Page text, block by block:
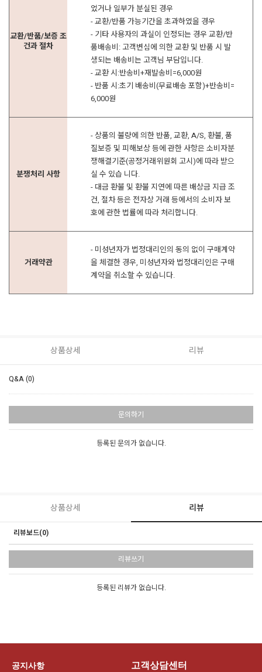
교환/반품/보증 조
건과 절차
었거나 일부가 분실된 경우
- 교환/반품 가능기간을 초과하였을 경우
- 기타 사용자의 과실이 인정되는 경우 교환/반
품배송비: 고객변심에 의한 교환 및 반품 시 발
생되는 배송비는 고객님 부담입니다.
- 교환 시:반송비+재발송비=6,000원
- 반품 시:초기 배송비(무료배송 포함)+반송비=
6,000원
분쟁처리 사항
- 상품의 불량에 의한 반품, 교환, A/S, 환불, 품
질보증 및 피해보상 등에 관한 사항은 소비자분
쟁해결기준(공정거래위원회 고시)에 따라 받으
실 수 있습 니다.
- 대금 환불 및 환불 지연에 따른 배상금 지급 조
건, 절차 등은 전자상 거래 등에서의 소비자 보
호에 관한 법률에 따라 처리합니다.
거래약관
- 미성년자가 법정대리인의 동의 없이 구매계약
을 체결한 경우, 미성년자와 법정대리인은 구매
계약을 취소할 수 있습니다.
상품상세 리뷰
Q&A (0)
문의하기
등록된 문의가 없습니다.
상품상세 리뷰
리뷰보드(0)
리뷰쓰기
등록된 리뷰가 없습니다.
공지사항 고객상담센터